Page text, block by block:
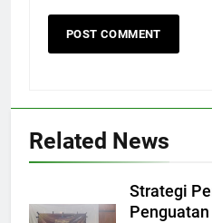
Related News
Strategi